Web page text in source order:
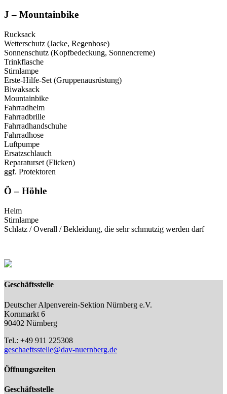
J – Mountainbike
Rucksack
Wetterschutz (Jacke, Regenhose)
Sonnenschutz (Kopfbedeckung, Sonnencreme)
Trinkflasche
Stirnlampe
Erste-Hilfe-Set (Gruppenausrüstung)
Biwaksack
Mountainbike
Fahrradhelm
Fahrradbrille
Fahrradhandschuhe
Fahrradhose
Luftpumpe
Ersatzschlauch
Reparaturset (Flicken)
ggf. Protektoren
Ö – Höhle
Helm
Stirnlampe
Schlatz / Overall / Bekleidung, die sehr schmutzig werden darf
Geschäftsstelle
Deutscher Alpenverein-Sektion Nürnberg e.V.
Kornmarkt 6
90402 Nürnberg
Tel.: +49 911 225308
geschaeftsstelle@dav-nuernberg.de
Öffnungszeiten
Geschäftsstelle